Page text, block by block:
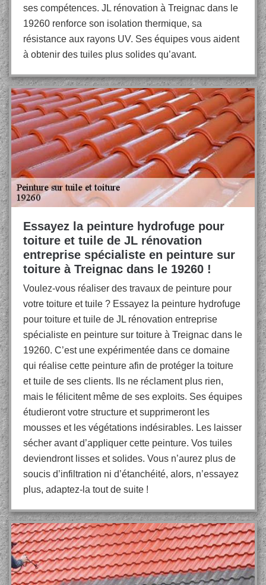
ses compétences. JL rénovation à Treignac dans le
19260 renforce son isolation thermique, sa
résistance aux rayons UV. Ses équipes vous aident
à obtenir des tuiles plus solides qu’avant.
Essayez la peinture hydrofuge pour
toiture et tuile de JL rénovation
entreprise spécialiste en peinture sur
toiture à Treignac dans le 19260 !
Voulez-vous réaliser des travaux de peinture pour
votre toiture et tuile ? Essayez la peinture hydrofuge
pour toiture et tuile de JL rénovation entreprise
spécialiste en peinture sur toiture à Treignac dans le
19260. C’est une expérimentée dans ce domaine
qui réalise cette peinture afin de protéger la toiture
et tuile de ses clients. Ils ne réclament plus rien,
mais le félicitent même de ses exploits. Ses équipes
étudieront votre structure et supprimeront les
mousses et les végétations indésirables. Les laisser
sécher avant d’appliquer cette peinture. Vos tuiles
deviendront lisses et solides. Vous n’aurez plus de
soucis d’infiltration ni d’étanchéité, alors, n’essayez
plus, adaptez-la tout de suite !